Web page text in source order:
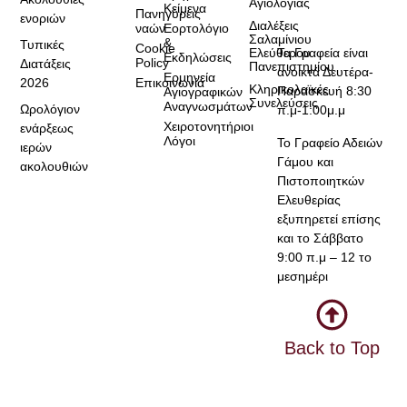
Τα Γραφεία είναι
ανοικτά Δευτέρα-
Παρασκευή 8:30
π.μ-1:00μ.μ
Το Γραφείο Αδειών
Γάμου και
Πιστοποιητκών
Ελευθερίας
εξυπηρετεί επίσης
και το Σάββατο
9:00 π.μ – 12 το
μεσημέρι
Back to Top
Πανηγύρεις
ναών
Cookie
Policy
Επικοινωνία
Κείμενα
Εορτολόγιο
&
Εκδηλώσεις
Ερμηνεία
Αγιογραφικών
Αναγνωσμάτων
Χειροτονητήριοι
Λόγοι
ενοριών
Τυπικές
Διατάξεις
2026
Ωρολόγιον
ενάρξεως
ιερών
ακολουθιών
Αγιολογίας
Διαλέξεις
Σαλαμίνιου
Ελεύθερου
Πανεπιστημίου
Κληρικολαϊκές
Συνελεύσεις